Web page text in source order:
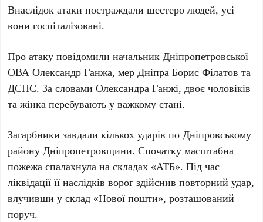
Внаслідок атаки постраждалишестеро людей, усі
вони госпіталізовані.
Про атаку повідомили начальник Дніпропетровської
ОВАОлександр Ганжа, мер ДніпраБорис Філатов та
ДСНС. За словами Олександра Ганжі,двоє чоловіків
тажінка перебувають у важкому стані.
Загарбники завдали кількох ударів по Дніпровському
району Дніпропетровщини. Спочатку масштабна
пожежа спалахнула на складах «АТБ». Під час
ліквідації її наслідків ворог здійснив повторний удар,
влучивши у склад «Нової пошти», розташований
поруч.